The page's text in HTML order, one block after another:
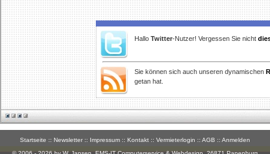
Hallo Twitter-Nutzer! Vergessen Sie nicht
Sie können sich auch unseren dynamischen
getan hat.
Startseite :: Newsletter :: Impressum :: Kontakt :: Vermieterlogin :: AGB :: Anmelden